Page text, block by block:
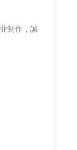
制作，誠